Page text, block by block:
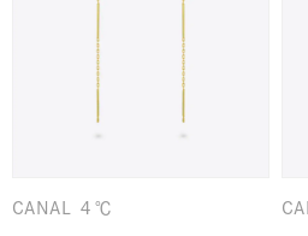
CANAL ４℃